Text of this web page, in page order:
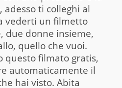
ti colleghi al
vederti un filmetto
due donne insieme,
quello che vuoi.
questo filmato gratis,
automaticamente il
hai visto. Abita